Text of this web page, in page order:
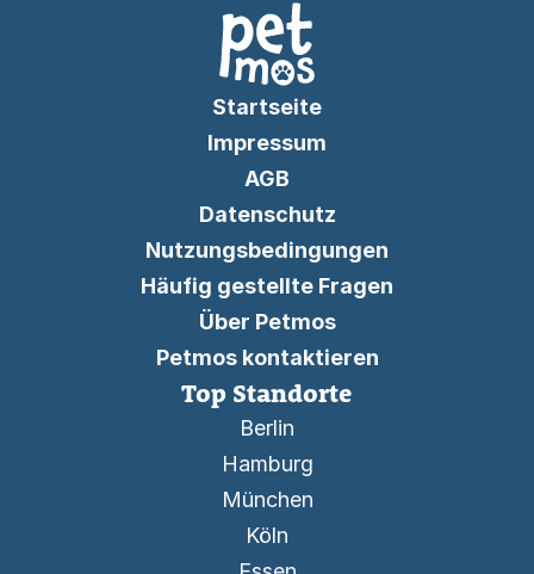
Startseite
Impressum
AGB
Datenschutz
Nutzungsbedingungen
Häufig gestellte Fragen
Über Petmos
Petmos kontaktieren
Top Standorte
Berlin
Hamburg
München
Köln